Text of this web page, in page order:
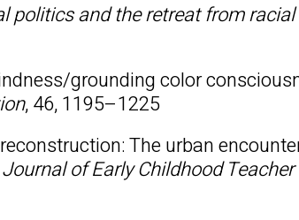
politics and the retreat from
grounding color
, 46, 1195–1225
The urban
Journal of Early Childhood